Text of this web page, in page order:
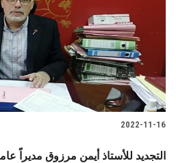
2022-11-16
التجديد للأستاذ أيمن مرزوق مديراً